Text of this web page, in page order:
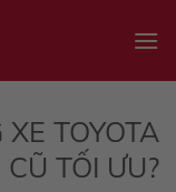
TOYOTA
CŨ TỐI ƯU?